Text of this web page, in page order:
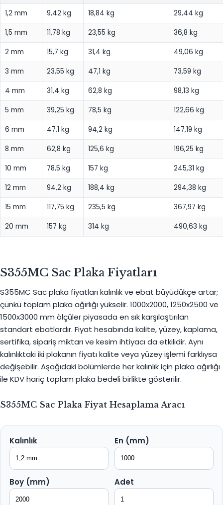
1,2 mm 9,42 kg 18,84 kg 29,44 kg
1,5 mm 11,78 kg 23,55 kg 36,8 kg
2 mm 15,7 kg 31,4 kg 49,06 kg
3 mm 23,55 kg 47,1 kg 73,59 kg
4 mm 31,4 kg 62,8 kg 98,13 kg
5 mm 39,25 kg 78,5 kg 122,66 kg
6 mm 47,1 kg 94,2 kg 147,19 kg
8 mm 62,8 kg 125,6 kg 196,25 kg
10 mm 78,5 kg 157 kg 245,31 kg
12 mm 94,2 kg 188,4 kg 294,38 kg
15 mm 117,75 kg 235,5 kg 367,97 kg
20 mm 157 kg 314 kg 490,63 kg
S355MC Sac Plaka Fiyatları
S355MC Sac plaka fiyatları kalınlık ve ebat büyüdükçe artar;
çünkü toplam plaka ağırlığı yükselir. 1000x2000, 1250x2500 ve
1500x3000 mm ölçüler piyasada en sık karşılaştırılan
standart ebatlardır. Fiyat hesabında kalite, yüzey, kaplama,
sertifika, sipariş miktarı ve kesim ihtiyacı da etkilidir. Aynı
kalınlıktaki iki plakanın fiyatı kalite veya yüzey işlemi farklıysa
değişebilir. Aşağıdaki bölümlerde her kalınlık için plaka ağırlığı
ile KDV hariç toplam plaka bedeli birlikte gösterilir.
S355MC Sac Plaka Fiyat Hesaplama Aracı
Kalınlık En (mm)
Boy (mm) Adet